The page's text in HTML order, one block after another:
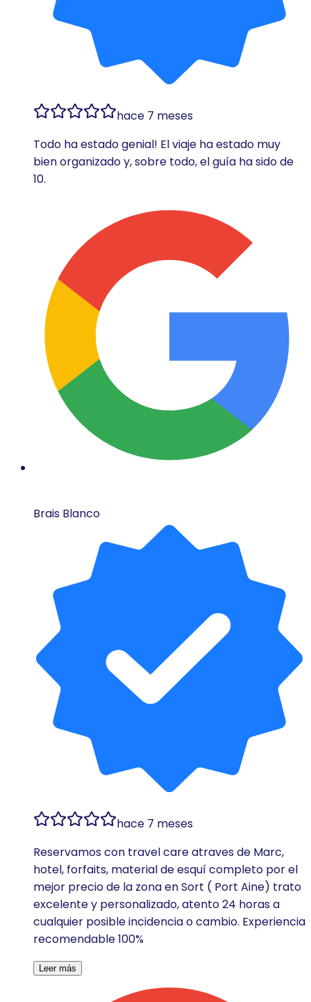
hace 7 meses
Todo ha estado genial! El viaje ha estado muy
bien organizado y, sobre todo, el guía ha sido de
10.
Brais Blanco
hace 7 meses
Reservamos con travel care atraves de Marc,
hotel, forfaits, material de esquí completo por el
mejor precio de la zona en Sort ( Port Aine) trato
excelente y personalizado, atento 24 horas a
cualquier posible incidencia o cambio. Experiencia
recomendable 100%
Leer más